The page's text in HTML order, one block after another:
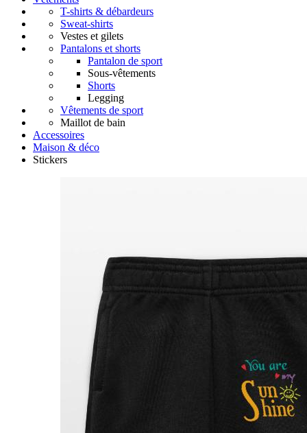
T-shirts & débardeurs
Sweat-shirts
Vestes et gilets
Pantalons et shorts
Pantalon de sport
Sous-vêtements
Shorts
Legging
Vêtements de sport
Maillot de bain
Accessoires
Maison & déco
Stickers